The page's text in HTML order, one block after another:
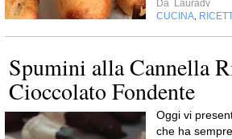
Da Lauradv
CUCINA
Spumini alla Cannella
Cioccolato Fondente
Oggi vi
che ha